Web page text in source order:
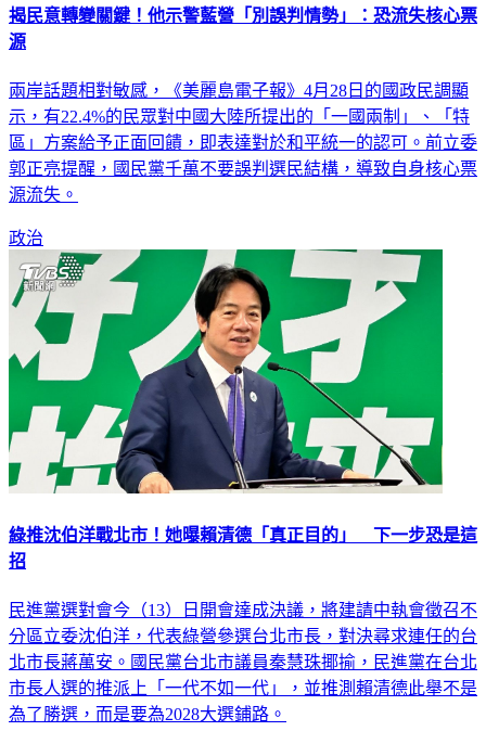
揭民意轉變關鍵！他示警藍營「別誤判情勢」：恐流失核心票
源
兩岸話題相對敏感，《美麗島電子報》4月28日的國政民調顯
示，有22.4%的民眾對中國大陸所提出的「一國兩制」、「特
區」方案給予正面回饋，即表達對於和平統一的認可。前立委
郭正亮提醒，國民黨千萬不要誤判選民結構，導致自身核心票
源流失。
政治
綠推沈伯洋戰北市！她曝賴清德「真正目的」 下一步恐是這
招
民進黨選對會今（13）日開會達成決議，將建請中執會徵召不
分區立委沈伯洋，代表綠營參選台北市長，對決尋求連任的台
北市長蔣萬安。國民黨台北市議員秦慧珠揶揄，民進黨在台北
市長人選的推派上「一代不如一代」，並推測賴清德此舉不是
為了勝選，而是要為2028大選鋪路。